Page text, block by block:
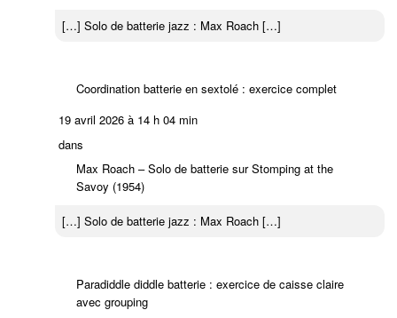
[…] Solo de batterie jazz : Max Roach […]
Coordination batterie en sextolé : exercice complet
19 avril 2026 à 14 h 04 min
dans
Max Roach – Solo de batterie sur Stomping at the
Savoy (1954)
[…] Solo de batterie jazz : Max Roach […]
Paradiddle diddle batterie : exercice de caisse claire
avec grouping